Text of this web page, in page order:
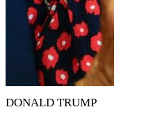
DONALD TRUMP